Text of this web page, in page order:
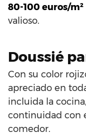
80-100 euros/m²
valioso.
Doussié
Con su color
apreciado en
incluida la
continuidad con
comedor.